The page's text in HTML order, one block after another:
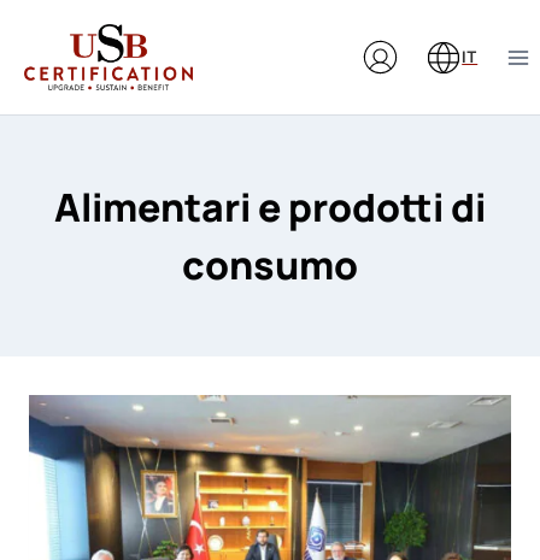
contenuto
IT
Alimentari e prodotti di
consumo